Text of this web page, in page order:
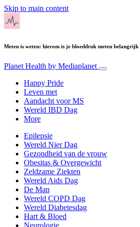
Skip to main content
Meten is weten: hierom is je bloeddruk meten belangrijk
Planet Health by Mediaplanet
Happy Pride
Leven met
Aandacht voor MS
Wereld IBD Dag
More
Epilepsie
Wereld Nier Dag
Gezondheid van de vrouw
Obesitas & Overgewicht
Zeldzame Ziekten
Wereld Aids Dag
De Man
Wereld COPD Dag
Wereld Diabetesdag
Hart & Bloed
Neurologie